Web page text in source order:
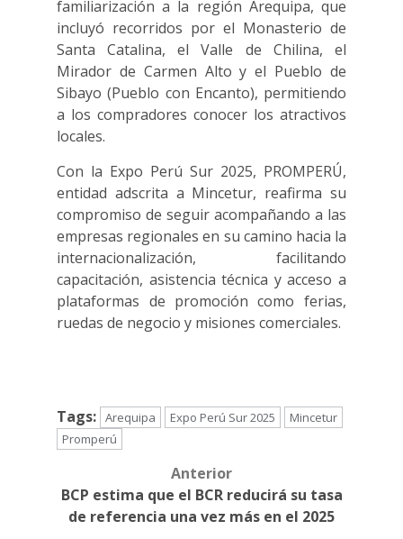
familiarización a la región Arequipa, que
incluyó recorridos por el Monasterio de
Santa Catalina, el Valle de Chilina, el
Mirador de Carmen Alto y el Pueblo de
Sibayo (Pueblo con Encanto), permitiendo
a los compradores conocer los atractivos
locales.
Con la Expo Perú Sur 2025, PROMPERÚ,
entidad adscrita a Mincetur, reafirma su
compromiso de seguir acompañando a las
empresas regionales en su camino hacia la
internacionalización, facilitando
capacitación, asistencia técnica y acceso a
plataformas de promoción como ferias,
ruedas de negocio y misiones comerciales.
Tags: Arequipa Expo Perú Sur 2025
Mincetur
Promperú
navigation
Anterior
BCP estima que el BCR reducirá su tasa
de referencia una vez más en el 2025